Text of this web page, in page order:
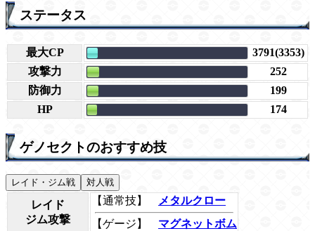
ステータス
最大CP
3791(3353)
攻撃力
252
防御力
199
HP
174
ゲノセクトのおすすめ技
レイド・ジム戦 対人戦
レイド
ジム攻撃
【通常技】
メタルクロー
【ゲージ】
マグネットボム